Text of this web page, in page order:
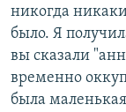
никогда
было. Я
вы сказали
временно
была